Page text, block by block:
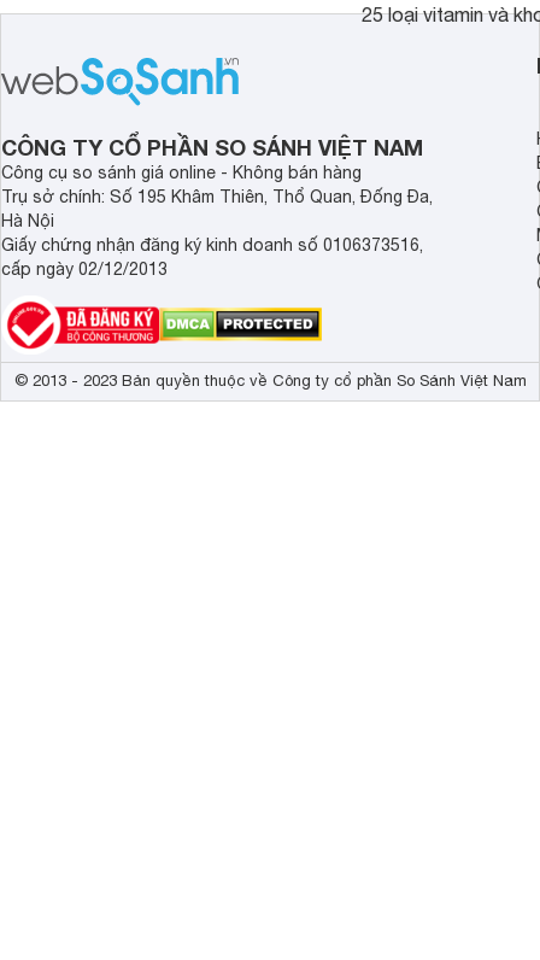
trẻ. Dưới đây là 7 loại sữa nước phát
1 tuổi tốt mà mẹ bỉm nên lựa chọn.
25 loại vitamin và
CÔNG TY CỔ PHẦN SO SÁNH VIỆT NAM
Công cụ so sánh giá online - Không bán hàng
Trụ sở chính: Số 195 Khâm Thiên, Thổ Quan, Đống Đa,
Hà Nội
Giấy chứng nhận đăng ký kinh doanh số 0106373516,
cấp ngày 02/12/2013
© 2013 - 2023 Bản quyền thuộc về Công ty cổ phần So Sánh Việt Nam